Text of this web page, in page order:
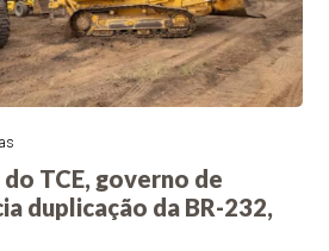
TCE, governo de
duplicação da BR-232,